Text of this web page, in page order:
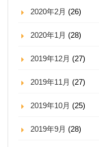
2020年2月 (26)
2020年1月 (28)
2019年12月 (27)
2019年11月 (27)
2019年10月 (25)
2019年9月 (28)